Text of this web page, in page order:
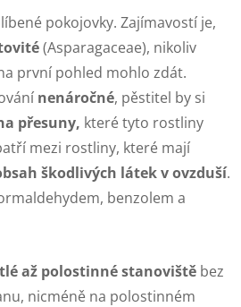
pokojovky. Zajímavostí je,
(Asparagaceae), nikoliv
první pohled mohlo zdát.
nenáročné, pěstitel by si
přesuny, které tyto rostliny
mezi rostliny, které mají
škodlivých látek v ovzduší.
benzolem a
až polostinné stanoviště bez
nicméně na polostinném